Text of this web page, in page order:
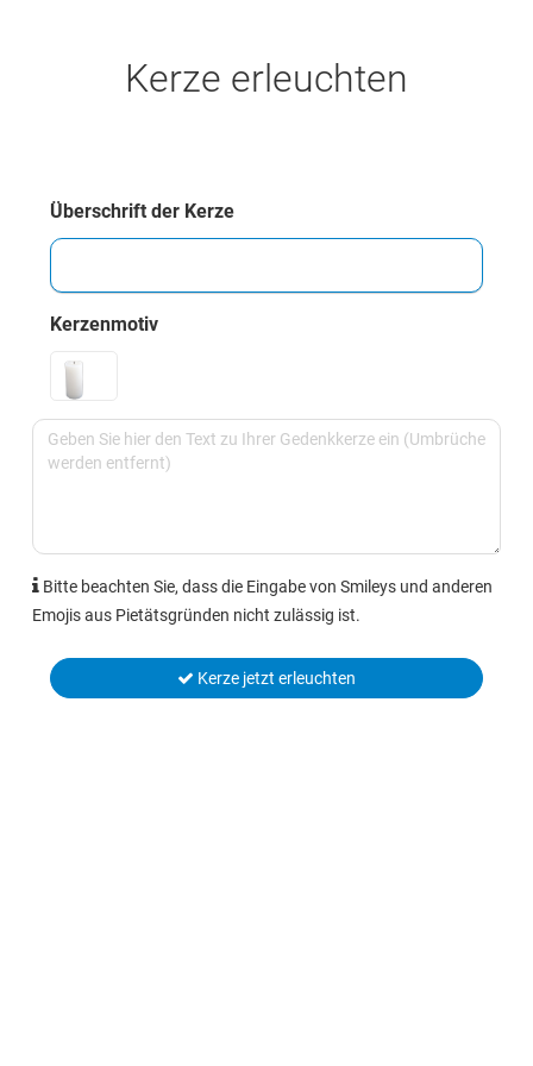
Kerze erleuchten
Überschrift der Kerze
Kerzenmotiv
Bitte beachten Sie, dass die Eingabe von Smileys und anderen
Emojis aus Pietätsgründen nicht zulässig ist.
Kerze jetzt erleuchten